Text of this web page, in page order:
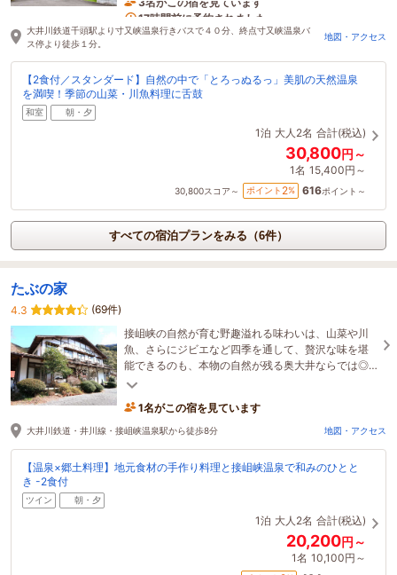
3名がこの宿を見ています
17時間前に予約されました
大井川鉄道千頭駅より寸又峡温泉行きバスで４０分、終点寸又峡温泉バ
ス停より徒歩１分。
地図・アクセス
【2食付／スタンダード】自然の中で「とろっぬるっ」美肌の天然温泉
を満喫！季節の山菜・川魚料理に舌鼓
和室 朝・夕
1泊 大人2名 合計(税込)
30,800円～
1名 15,400円～
30,800スコア～ ポイント 2% 616ポイント～
すべての宿泊プランをみる（6件）
たぶの家
4.3
(69件)
接岨峡の自然が育む野趣溢れる味わいは、山菜や川
魚、さらにジビエなど四季を通して、贅沢な味を堪
能できるのも、本物の自然が残る奥大井ならでは◎
自慢の味を、めしあがれ♪
1名がこの宿を見ています
大井川鉄道・井川線・接岨峡温泉駅から徒歩8分 地図・アクセス
【温泉×郷土料理】地元食材の手作り料理と接岨峡温泉で和みのひとと
き -2食付
ツイン 朝・夕
1泊 大人2名 合計(税込)
20,200円～
1名 10,100円～